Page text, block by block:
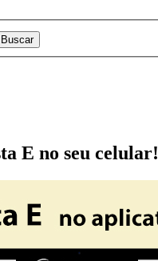
E no seu celular!